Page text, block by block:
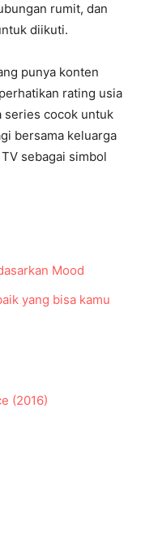
rumit, dan
diikuti.
punya konten
rating usia
series cocok untuk
bersama keluarga
sebagai simbol
Mood
yang bisa kamu
(2016)